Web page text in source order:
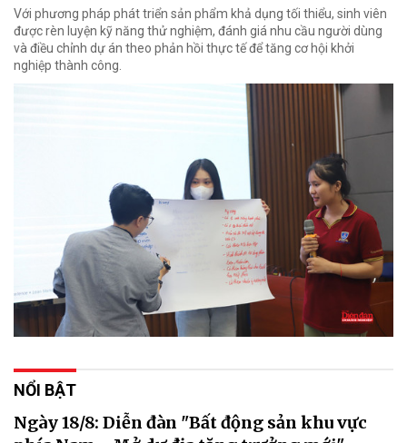
Với phương pháp phát triển sản phẩm khả dụng tối thiểu, sinh viên
được rèn luyện kỹ năng thử nghiệm, đánh giá nhu cầu người dùng
và điều chỉnh dự án theo phản hồi thực tế để tăng cơ hội khởi
nghiệp thành công.
NỔI BẬT
Ngày 18/8: Diễn đàn "Bất động sản khu vực